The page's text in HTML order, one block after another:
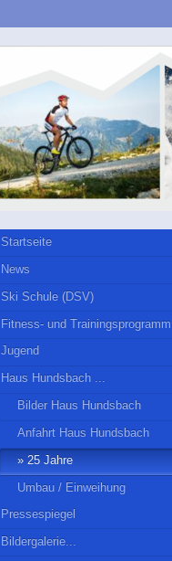
Startseite
News
Ski Schule (DSV)
Fitness- und Trainingsprogramm
Jugend
Haus Hundsbach ...
Bilder Haus Hundsbach
Anfahrt Haus Hundsbach
25 Jahre
Umbau / Einweihung
Pressespiegel
Bildergalerie...